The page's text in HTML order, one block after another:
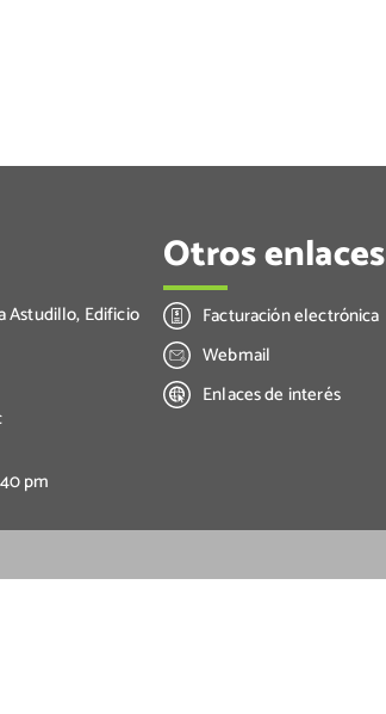
Astudillo, Edificio
pm
Otros enlaces
Facturación electrónica
Webmail
Enlaces de interés